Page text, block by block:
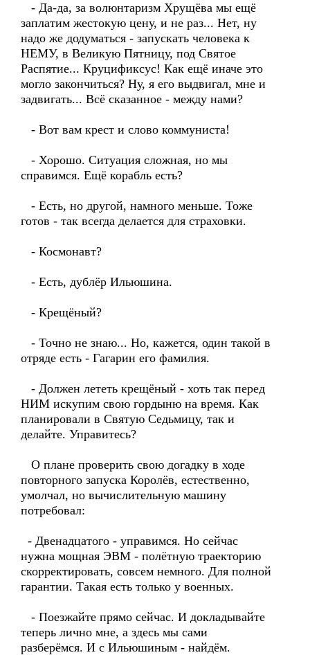
- Да-да, за волюнтаризм Хрущёва мы ещё
заплатим жестокую цену, и не раз... Нет, ну
надо же додуматься - запускать человека к
НЕМУ, в Великую Пятницу, под Святое
Распятие... Круцификсус! Как ещё иначе это
могло закончиться? Ну, я его выдвигал, мне и
задвигать... Всё сказанное - между нами?
- Вот вам крест и слово коммуниста!
- Хорошо. Ситуация сложная, но мы
справимся. Ещё корабль есть?
- Есть, но другой, намного меньше. Тоже
готов - так всегда делается для страховки.
- Космонавт?
- Есть, дублёр Ильюшина.
- Крещёный?
- Точно не знаю... Но, кажется, один такой в
отряде есть - Гагарин его фамилия.
- Должен лететь крещёный - хоть так перед
НИМ искупим свою гордыню на время. Как
планировали в Святую Седьмицу, так и
делайте. Управитесь?
О плане проверить свою догадку в ходе
повторного запуска Королёв, естественно,
умолчал, но вычислительную машину
потребовал:
- Двенадцатого - управимся. Но сейчас
нужна мощная ЭВМ - полётную траекторию
скорректировать, совсем немного. Для полной
гарантии. Такая есть только у военных.
- Поезжайте прямо сейчас. И докладывайте
теперь лично мне, а здесь мы сами
разберёмся. И с Ильюшиным - найдём.